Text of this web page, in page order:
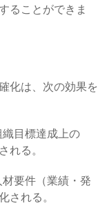
ることができま
化は、次の効果を
目標達成上の
れる。
要件（業績・発
される。